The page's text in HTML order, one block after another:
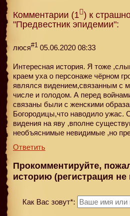
Комментарии (1 ) к
"Предвестник эпидемии":
люся#1 05.06.2020 08:33
Интересная история. Я тоже
краем уха о персонаже чёрном
являлся видением,связанным с
числе и голодом. А перед
связаны были с женскими
Богородицы,что наводило ужас.
видения на яву ,вполне
необъяснимые невидимые ,но
Ответить
Прокомментируйте,
историю (регистрация не
Как Вас зовут*: